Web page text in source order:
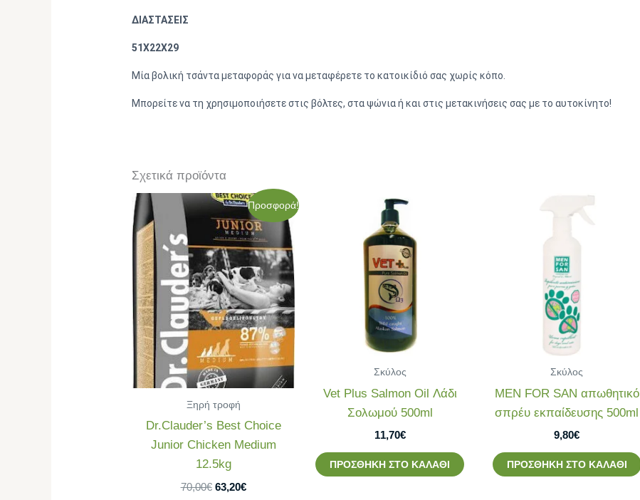
ΔΙΑΣΤΑΣΕΙΣ
51Χ22Χ29
Μία βολική τσάντα μεταφοράς για να μεταφέρετε το κατοικίδιό σας χωρίς κόπο.
Μπορείτε να τη χρησιμοποιήσετε στις βόλτες, στα ψώνια ή και στις μετακινήσεις σας με το αυτοκίνητο!
Σχετικά προϊόντα
Προσφορά!
Ξηρή τροφή
Dr.Clauder’s Best Choice
Junior Chicken Medium
12.5kg
70,00€
Original
price
was:
70,00€.
63,20€
Η
τρέχουσα
τιμή
είναι:
63,20€.
Σκύλος
Vet Plus Salmon Oil Λάδι
Σολωμού 500ml
11,70€
ΠΡΟΣΘΉΚΗ ΣΤΟ ΚΑΛΆΘΙ
Σκύλος
MEN FOR SAN απωθητικό
σπρέυ εκπαίδευσης 500ml
9,80€
ΠΡΟΣΘΉΚΗ ΣΤΟ ΚΑΛΆΘΙ